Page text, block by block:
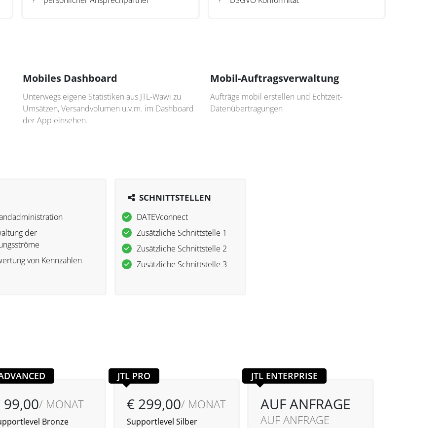
Mobiles Dashboard
Unterwegs eigene Statistiken aus JTL-Wawi zu
Umsätzen, Versandvolumen u.v.m. im Dashboard
der App einsehen.
Mobil-Auftragsverwaltung
Aufträge mobil erstellen und Echtzeit-
Datenübertragungen
der
von Kennzahlen
SCHNITTSTELLEN
DATEVconnect
Zusätzliche Schnittstelle 1
Zusätzliche Schnittstelle 2
Zusätzliche Schnittstelle 3
99,00/ MONAT
Bronze
JTL PRO
€ 299,00/ MONAT
Supportlevel Silber
JTL ENTERPRISE
AUF ANFRAGE
AUF ANFRAGE